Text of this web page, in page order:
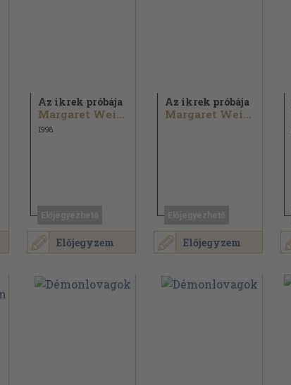
Előjegyzem
Az ikrek próbája
Margaret Weis...
1998
Előjegyzem
Az ikrek próbája
Margaret Weis...